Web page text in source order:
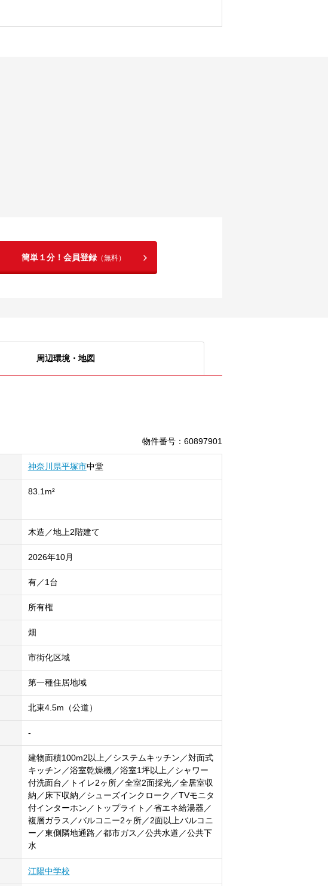
簡単１分！会員登録 （無料）
周辺環境・地図
物件番号 ： 60897901
神奈川県平塚市中堂
83.1m²
木造／地上2階建て
2026年10月
有／1台
所有権
畑
市街化区域
第一種住居地域
北東4.5m（公道）
-
建物面積100m2以上／システムキッチン／対面式
キッチン／浴室乾燥機／浴室1坪以上／シャワー
付洗面台／トイレ2ヶ所／全室2面採光／全居室収
納／床下収納／シューズインクローク／TVモニタ
付インターホン／トップライト／省エネ給湯器／
複層ガラス／バルコニー2ヶ所／2面以上バルコニ
ー／東側隣地通路／都市ガス／公共水道／公共下
水
江陽中学校